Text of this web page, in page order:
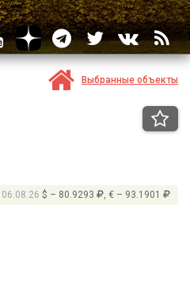
Выбранные объекты
06.08.26 $ – 80.9293 , € – 93.1901